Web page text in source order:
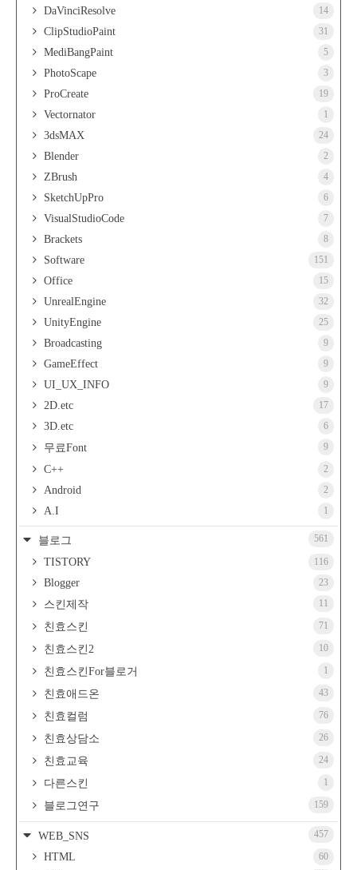
DaVinciResolve 14
ClipStudioPaint 31
MediBangPaint 5
PhotoScape 3
ProCreate 19
Vectornator 1
3dsMAX 24
Blender 2
ZBrush 4
SketchUpPro 6
VisualStudioCode 7
Brackets 8
Software 151
Office 15
UnrealEngine 32
UnityEngine 25
Broadcasting 9
GameEffect 9
UI_UX_INFO 9
2D.etc 17
3D.etc 6
무료Font 9
C++ 2
Android 2
A.I 1
블로그 561
TISTORY 116
Blogger 23
스킨제작 11
친효스킨 71
친효스킨2 10
친효스킨For블로거 1
친효애드온 43
친효컬럼 76
친효상담소 26
친효교육 24
다른스킨 1
블로그연구 159
WEB_SNS 457
HTML 60